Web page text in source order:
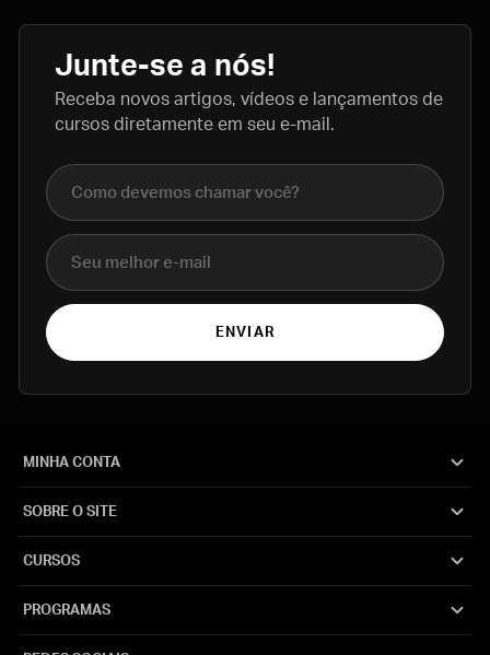
Junte-se a nós!
Receba novos artigos, vídeos e lançamentos de
cursos diretamente em seu e-mail.
Nome completo
E-mail
ENVIAR
MINHA CONTA
SOBRE O SITE
CURSOS
PROGRAMAS